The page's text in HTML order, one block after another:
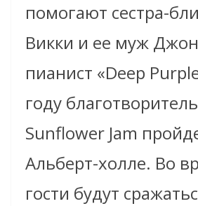
помогают сестра-
Викки и ее муж
пианист «Deep
году
Sunflower Jam
Альберт-холле. Во
гости будут